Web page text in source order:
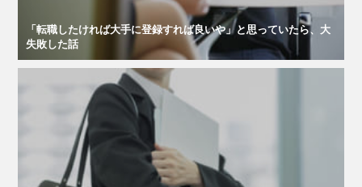
「転職したければ大手に登録すれば良いや」と思っていたら、大
失敗した話